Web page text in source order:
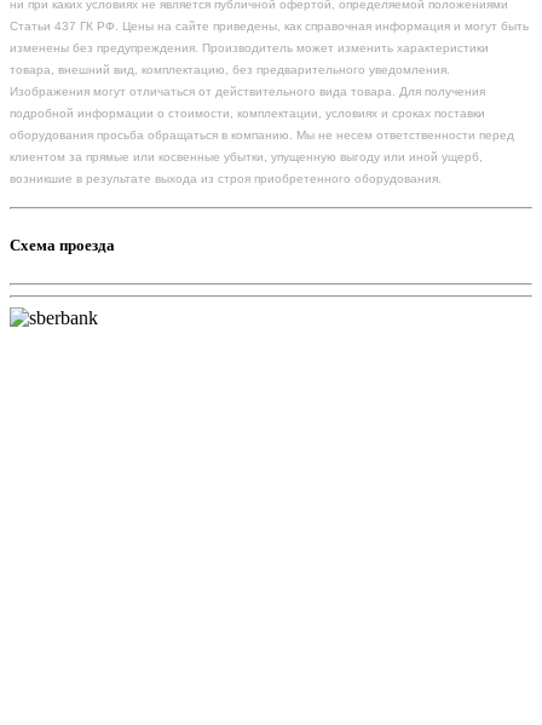
ни при каких условиях не является публичной офертой, определяемой положениями
Статьи 437 ГК РФ. Цены на сайте приведены, как справочная информация и могут быть
изменены без предупреждения. Производитель может изменить характеристики
товара, внешний вид, комплектацию, без предварительного уведомления.
Изображения могут отличаться от действительного вида товара. Для получения
подробной информации о стоимости, комплектации, условиях и сроках поставки
оборудования просьба обращаться в компанию. Мы не несем ответственности перед
клиентом за прямые или косвенные убытки, упущенную выгоду или иной ущерб,
возникшие в результате выхода из строя приобретенного оборудования.
Схема проезда